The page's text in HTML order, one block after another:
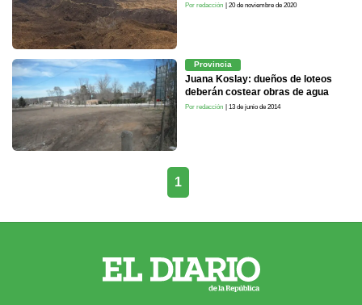
Por redacción | 20 de noviembre de 2020
Provincia
Juana Koslay: dueños de loteos
deberán costear obras de agua
Por redacción | 13 de junio de 2014
1